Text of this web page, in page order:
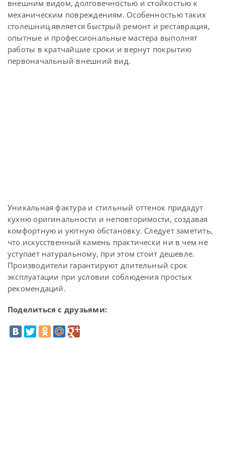
внешним видом, долговечностью и стойкостью к
механическим повреждениям. Особенностью таких
столешниц является быстрый ремонт и реставрация,
опытные и профессиональные мастера выполнят
работы в кратчайшие сроки и вернут покрытию
первоначальный внешний вид.
Уникальная фактура и стильный оттенок придадут
кухню оригинальности и неповторимости, создавая
комфортную и уютную обстановку. Следует заметить,
что искусственный камень практически ни в чем не
уступает натуральному, при этом стоит дешевле.
Производители гарантируют длительный срок
эксплуатации при условии соблюдения простых
рекомендаций.
Поделиться с друзьями: